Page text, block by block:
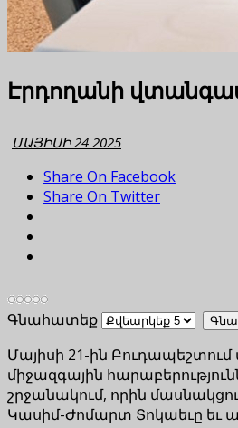
Էրդողանի
ՄԱՅԻՍԻ 24 2025
Share On Facebook
Share On Twitter
Գնահատեք
Մայիսի 21-ին Բուդապեշտում
միջազգային
շրջանակում, որին
Կասիմ-Ժոմարտ Տոկաեւը եւ